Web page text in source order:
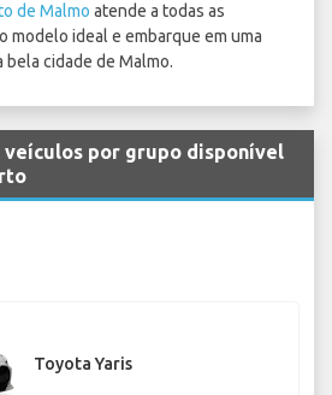
de Malmo atende a todas as
modelo ideal e embarque em uma
cidade de Malmo.
por grupo disponível
Toyota Yaris